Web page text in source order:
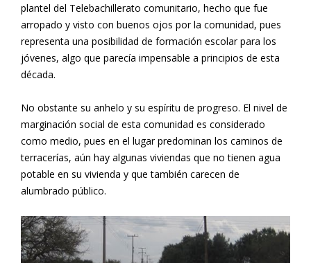
plantel del Telebachillerato comunitario, hecho que fue
arropado y visto con buenos ojos por la comunidad, pues
representa una posibilidad de formación escolar para los
jóvenes, algo que parecía impensable a principios de esta
década.
No obstante su anhelo y su espíritu de progreso. El nivel de
marginación social de esta comunidad es considerado
como medio, pues en el lugar predominan los caminos de
terracerías, aún hay algunas viviendas que no tienen agua
potable en su vivienda y que también carecen de
alumbrado público.